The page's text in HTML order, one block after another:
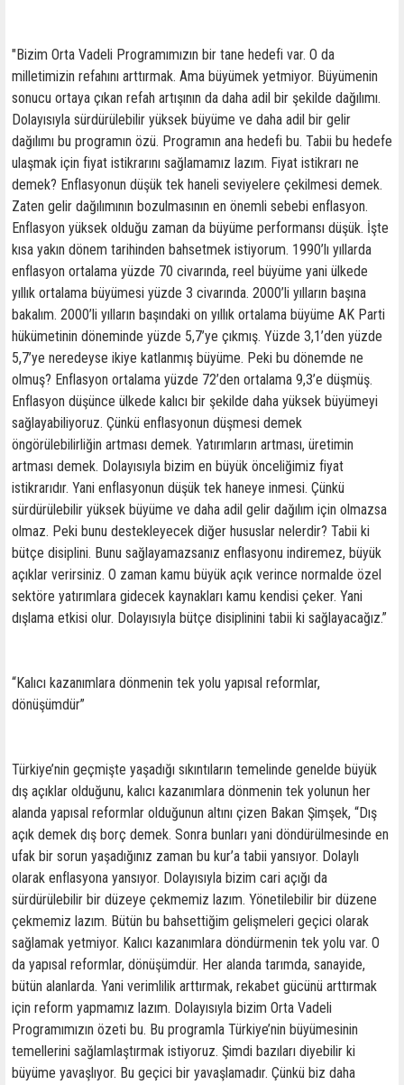
"Bizim Orta Vadeli Programımızın bir tane hedefi var. O da
milletimizin refahını arttırmak. Ama büyümek yetmiyor. Büyümenin
sonucu ortaya çıkan refah artışının da daha adil bir şekilde dağılımı.
Dolayısıyla sürdürülebilir yüksek büyüme ve daha adil bir gelir
dağılımı bu programın özü. Programın ana hedefi bu. Tabii bu hedefe
ulaşmak için fiyat istikrarını sağlamamız lazım. Fiyat istikrarı ne
demek? Enflasyonun düşük tek haneli seviyelere çekilmesi demek.
Zaten gelir dağılımının bozulmasının en önemli sebebi enflasyon.
Enflasyon yüksek olduğu zaman da büyüme performansı düşük. İşte
kısa yakın dönem tarihinden bahsetmek istiyorum. 1990’lı yıllarda
enflasyon ortalama yüzde 70 civarında, reel büyüme yani ülkede
yıllık ortalama büyümesi yüzde 3 civarında. 2000’li yılların başına
bakalım. 2000’li yılların başındaki on yıllık ortalama büyüme AK Parti
hükümetinin döneminde yüzde 5,7’ye çıkmış. Yüzde 3,1’den yüzde
5,7’ye neredeyse ikiye katlanmış büyüme. Peki bu dönemde ne
olmuş? Enflasyon ortalama yüzde 72’den ortalama 9,3’e düşmüş.
Enflasyon düşünce ülkede kalıcı bir şekilde daha yüksek büyümeyi
sağlayabiliyoruz. Çünkü enflasyonun düşmesi demek
öngörülebilirliğin artması demek. Yatırımların artması, üretimin
artması demek. Dolayısıyla bizim en büyük önceliğimiz fiyat
istikrarıdır. Yani enflasyonun düşük tek haneye inmesi. Çünkü
sürdürülebilir yüksek büyüme ve daha adil gelir dağılım için olmazsa
olmaz. Peki bunu destekleyecek diğer hususlar nelerdir? Tabii ki
bütçe disiplini. Bunu sağlayamazsanız enflasyonu indiremez, büyük
açıklar verirsiniz. O zaman kamu büyük açık verince normalde özel
sektöre yatırımlara gidecek kaynakları kamu kendisi çeker. Yani
dışlama etkisi olur. Dolayısıyla bütçe disiplinini tabii ki sağlayacağız.”
“Kalıcı kazanımlara dönmenin tek yolu yapısal reformlar,
dönüşümdür”
Türkiye’nin geçmişte yaşadığı sıkıntıların temelinde genelde büyük
dış açıklar olduğunu, kalıcı kazanımlara dönmenin tek yolunun her
alanda yapısal reformlar olduğunun altını çizen Bakan Şimşek, “Dış
açık demek dış borç demek. Sonra bunları yani döndürülmesinde en
ufak bir sorun yaşadığınız zaman bu kur’a tabii yansıyor. Dolaylı
olarak enflasyona yansıyor. Dolayısıyla bizim cari açığı da
sürdürülebilir bir düzeye çekmemiz lazım. Yönetilebilir bir düzene
çekmemiz lazım. Bütün bu bahsettiğim gelişmeleri geçici olarak
sağlamak yetmiyor. Kalıcı kazanımlara döndürmenin tek yolu var. O
da yapısal reformlar, dönüşümdür. Her alanda tarımda, sanayide,
bütün alanlarda. Yani verimlilik arttırmak, rekabet gücünü arttırmak
için reform yapmamız lazım. Dolayısıyla bizim Orta Vadeli
Programımızın özeti bu. Bu programla Türkiye’nin büyümesinin
temellerini sağlamlaştırmak istiyoruz. Şimdi bazıları diyebilir ki
büyüme yavaşlıyor. Bu geçici bir yavaşlamadır. Çünkü biz daha